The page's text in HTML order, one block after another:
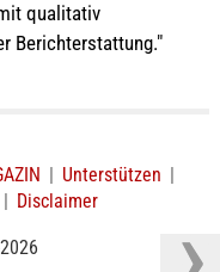
qualitativ
Berichterstattung."
| Unterstützen |
| Disclaimer